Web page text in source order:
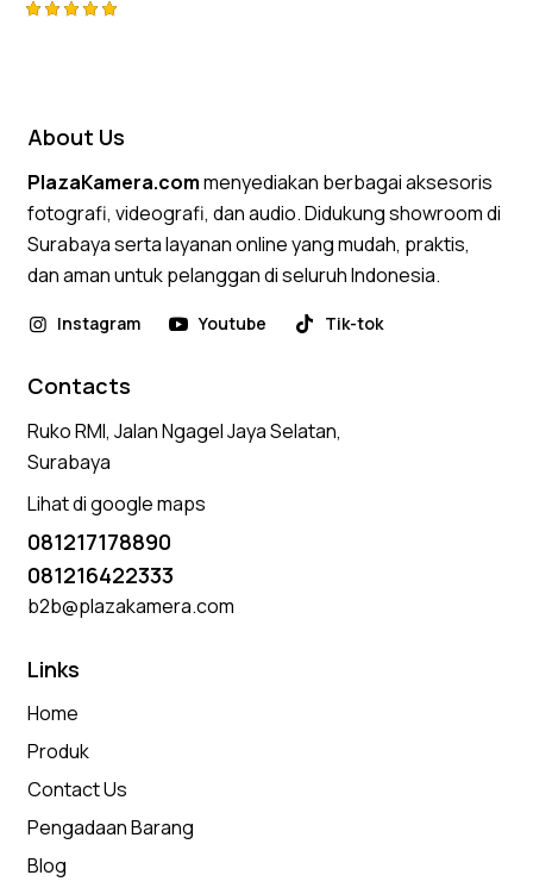
About Us
PlazaKamera.commenyediakan berbagai aksesoris
fotografi, videografi, dan audio. Didukung showroom di
Surabaya serta layanan online yang mudah, praktis,
dan aman untuk pelanggan di seluruh Indonesia.
Instagram Youtube Tik-tok
Contacts
Ruko RMI, Jalan Ngagel Jaya Selatan,
Surabaya
Lihat di google maps
081217178890
081216422333
b2b@plazakamera.com
Links
Home
Produk
Contact Us
Pengadaan Barang
Blog